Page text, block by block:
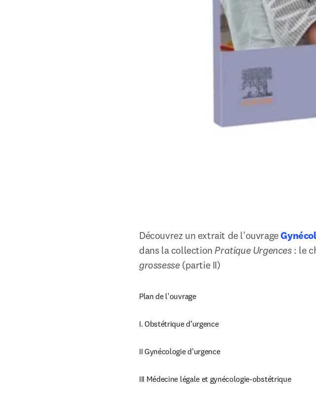
Découvrez un extrait de l'ouvrage
dans la collection Pratique Urgences : le
grossesse (partie II)
Plan de l'ouvrage
I. Obstétrique d’urgence
II Gynécologie d’urgence
III Médecine légale et gynécologie-obstétrique